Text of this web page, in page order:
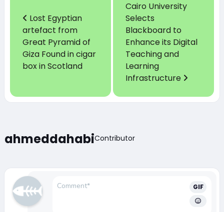
Lost Egyptian
artefact from
Great Pyramid of
Giza Found in cigar
box in Scotland
Cairo University
Selects
Blackboard to
Enhance its Digital
Teaching and
Learning
Infrastructure
ahmeddahabiContributor
GIF